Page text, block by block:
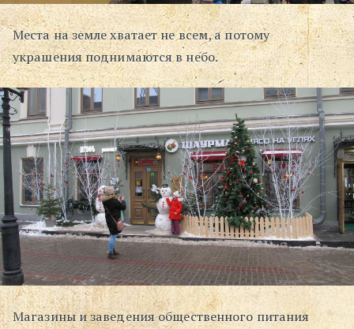
Места на земле хватает не всем, а потому
украшения поднимаются в небо.
Магазины и заведения общественного питания